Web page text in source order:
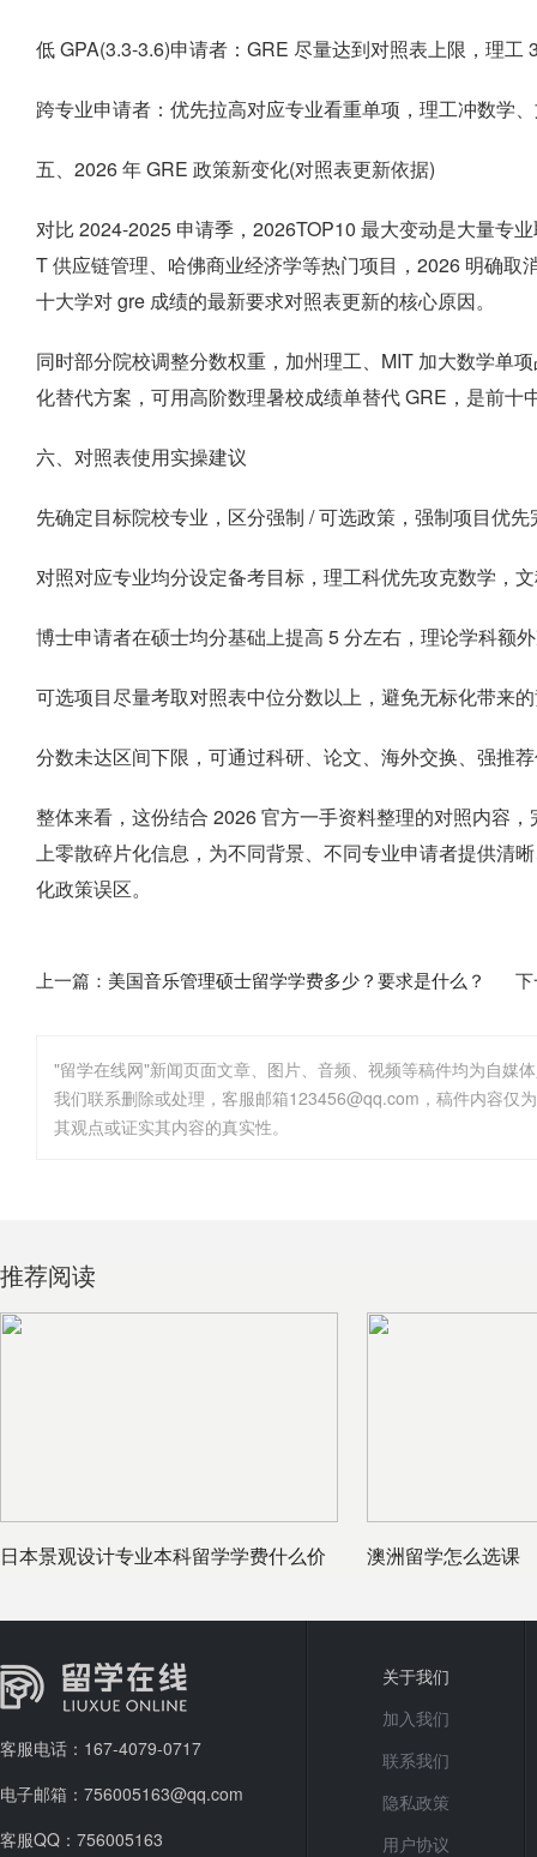
低 GPA(3.3-3.6)申请者：GRE 尽量达到对照表上限，理
跨专业申请者：优先拉高对应专业看重单项，理工冲数学
五、2026 年 GRE 政策新变化(对照表更新依据)
对比 2024-2025 申请季，2026TOP10 最大变动是大量专
T 供应链管理、哈佛商业经济学等热门项目，2026 明确
十大学对 gre 成绩的最新要求对照表更新的核心原因。
同时部分院校调整分数权重，加州理工、MIT 加大数学单
化替代方案，可用高阶数理暑校成绩单替代 GRE，是前十
六、对照表使用实操建议
先确定目标院校专业，区分强制 / 可选政策，强制项目优
对照对应专业均分设定备考目标，理工科优先攻克数学，
博士申请者在硕士均分基础上提高 5 分左右，理论学科额
可选项目尽量考取对照表中位分数以上，避免无标化带来
分数未达区间下限，可通过科研、论文、海外交换、强推
整体来看，这份结合 2026 官方一手资料整理的对照内容
上零散碎片化信息，为不同背景、不同专业申请者提供清
化政策误区。
上一篇： 美国音乐管理硕士留学学费多少？要求是什么？
"留学在线网"新闻页面文章、图片、音频、视频等稿件均为自媒
其观点或证实其内容的真实性。
推荐阅读
日本景观设计专业本科留学学费什么价
澳洲留学怎么选课
客服电话：167-4079-0717
电子邮箱：756005163@qq.com
客服QQ：756005163
关于我们
加入我们
联系我们
隐私政策
用户协议